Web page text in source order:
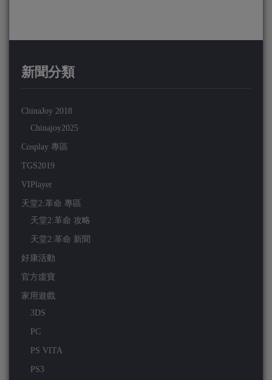
新聞分類
ChinaJoy 2018
Chinajoy2025
Cosplay 專區
TGS2019
VIPlayer
天堂2:革命 專區
天堂2:革命 攻略
天堂2:革命 新聞
好康活動
官方虛寶
家用遊戲
3DS
PC
PS VITA
PS3